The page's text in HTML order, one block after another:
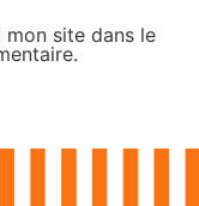
site dans le